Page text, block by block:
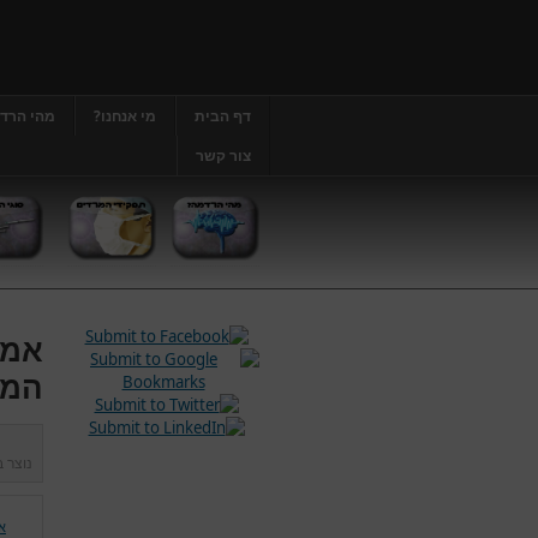
דף הבית מי אנחנו? מהי
צור קשר
נוצר